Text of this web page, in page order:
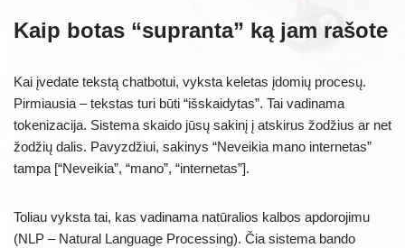
Kaip botas “supranta” ką jam rašote
Kai įvedate tekstą chatbotui, vyksta keletas įdomių procesų.
Pirmiausia – tekstas turi būti “išskaidytas”. Tai vadinama
tokenizacija. Sistema skaido jūsų sakinį į atskirus žodžius ar net
žodžių dalis. Pavyzdžiui, sakinys “Neveikia mano internetas”
tampa [“Neveikia”, “mano”, “internetas”].
Toliau vyksta tai, kas vadinama natūralios kalbos apdorojimu
(NLP – Natural Language Processing). Čia sistema bando